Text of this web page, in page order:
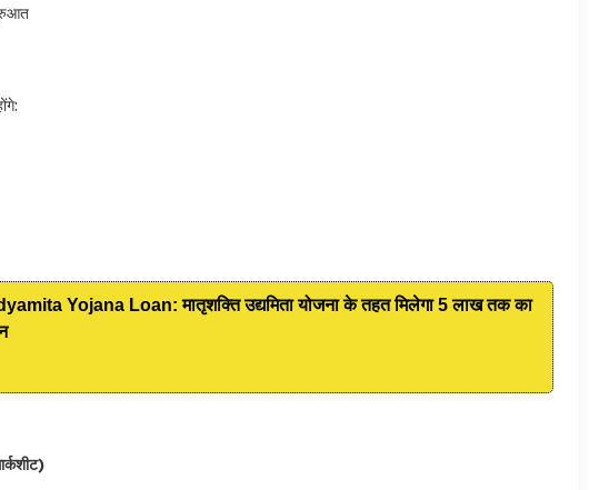
Yojana Loan: मातृशक्ति उद्यमिता योजना के तहत मिलेगा 5 लाख तक का